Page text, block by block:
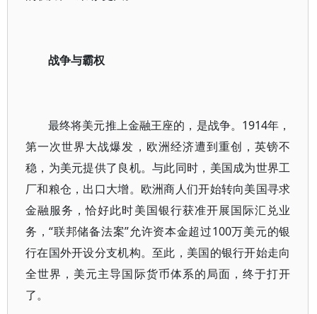
战争与霸权
最终将美元推上金融王座的，是战争。1914年，
第一次世界大战爆发，欧洲经济遭到重创，英镑不
稳，为美元提供了良机。与此同时，美国成为世界工
厂和粮仓，出口大增。欧洲商人们开始转向美国寻求
金融服务，恰好此时美国银行获准开展国际汇兑业
务，“联邦储备法案”允许资本金超过100万美元的银
行在国外开设分支机构。至此，美国的银行开始走向
全世界，美元主导国际货币体系的局面，终于打开
了。